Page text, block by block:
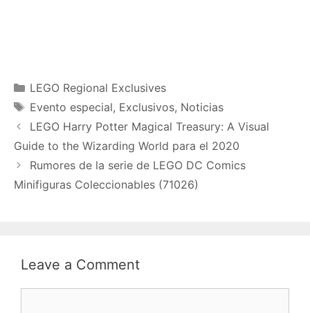
Categories
LEGO Regional Exclusives
Tags
Evento especial, Exclusivos, Noticias
LEGO Harry Potter Magical Treasury: A Visual
Guide to the Wizarding World para el 2020
Rumores de la serie de LEGO DC Comics
Minifiguras Coleccionables (71026)
Leave a Comment